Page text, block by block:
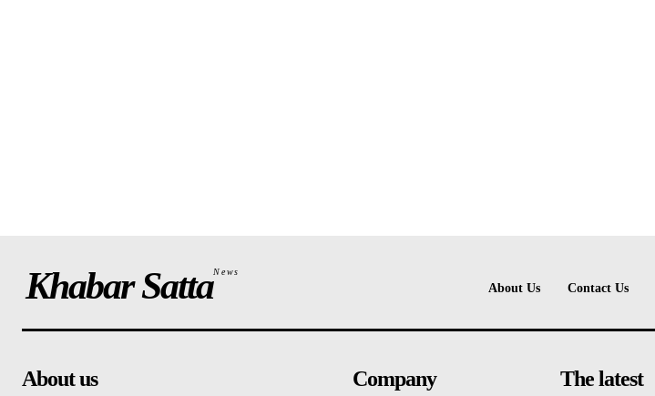
Khabar SattaNews
About Us Contact Us
About us Company The latest